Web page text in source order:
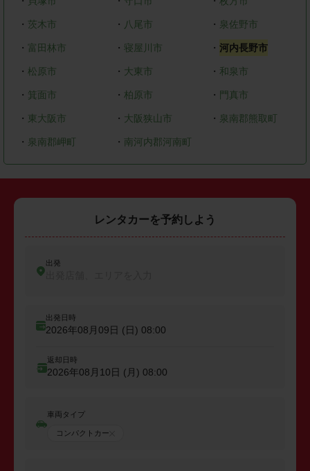
・ 茨木市 ・ 八尾市 ・ 泉佐野市
・ 富田林市 ・ 寝屋川市 ・河内長野市
・ 松原市 ・ 大東市 ・ 和泉市
・ 箕面市 ・ 柏原市 ・ 門真市
・ 東大阪市 ・ 大阪狭山市 ・ 泉南郡熊取町
・ 泉南郡岬町 ・ 南河内郡河南町
レンタカーを予約しよう
出発
出発日時
2026年08月09日 (日) 08:00
返却日時
2026年08月10日 (月) 08:00
車両タイプ
コンパクトカー